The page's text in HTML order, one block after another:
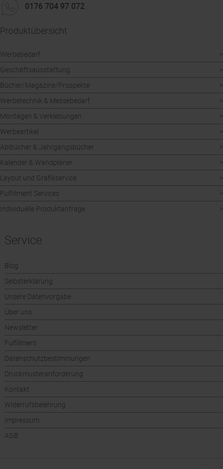
0176 704 97 072
Produktübersicht
Werbebedarf
Geschäftsausstattung
Bücher/Magazine/Prospekte
Werbetechnik & Messebedarf
Montagen & Verklebungen
Werbeartikel
Abibücher & Jahrgangsbücher
Kalender & Wandplaner
Layout und Grafikservice
Fulfillment Services
Individuelle Produktanfrage
Service
Blog
Selbsterklärung
Unsere Datenvorgabe
Über uns
Newsletter
Fulfillment
Datenschutzbestimmungen
Druckmusteranforderung
Kontakt
Widerrufsbelehrung
Impressum
AGB